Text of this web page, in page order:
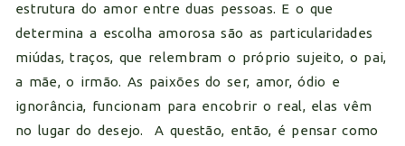
estrutura do amor entre duas pessoas. E o que
determina a escolha amorosa são as particularidades
miúdas, traços, que relembram o próprio sujeito, o pai,
a mãe, o irmão. As paixões do ser, amor, ódio e
ignorância, funcionam para encobrir o real, elas vêm
no lugar do desejo. A questão, então, é pensar como